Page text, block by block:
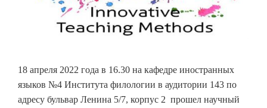
18 апреля 2022 года в 16.30 на кафедре иностранных
языков №4 Института филологии в аудитории 143 по
адресу бульвар Ленина 5/7, корпус 2 прошел научный